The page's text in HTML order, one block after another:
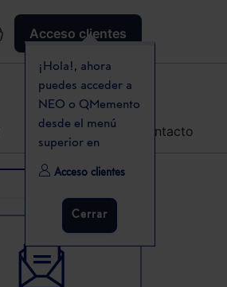
Acceso clientes
¡Hola!, ahora
puedes acceder a
NEO o QMemento
desde el menú
superior en
Acceso clientes
Cerrar
Agenda Contacto